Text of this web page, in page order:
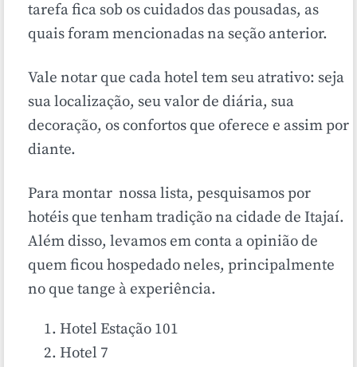
tarefa fica sob os cuidados das pousadas, as
quais foram mencionadas na seção anterior.
Vale notar que cada hotel tem seu atrativo: seja
sua localização, seu valor de diária, sua
decoração, os confortos que oferece e assim por
diante.
Para montar nossa lista, pesquisamos por
hotéis que tenham tradição na cidade de Itajaí.
Além disso, levamos em conta a opinião de
quem ficou hospedado neles, principalmente
no que tange à experiência.
Hotel Estação 101
Hotel 7